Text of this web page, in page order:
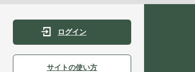
ログイン
サイトの使い方